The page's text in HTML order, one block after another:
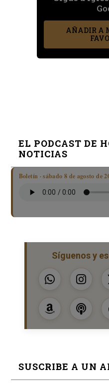
AÑADIR A
EL PODCAST DE
NOTICIAS
Boletín · sábado 8 de agosto de
Síguenos y
SUSCRIBE A UN